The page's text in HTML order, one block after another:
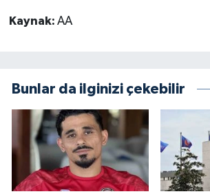
Kaynak: AA
Bunlar da ilginizi çekebilir